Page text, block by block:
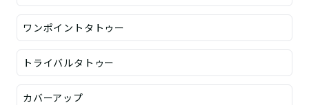
ワンポイントタトゥー
トライバルタトゥー
カバーアップ